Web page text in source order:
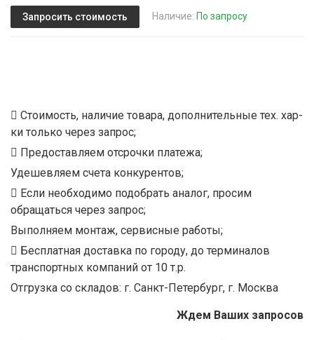
Запросить стоимость Наличие: По запросу
Стоимость, наличие товара, дополнительные тех. хар-
ки только через запрос;
Предоставляем отсрочки платежа;
Удешевляем счета конкурентов;
Если необходимо подобрать аналог, просим
обращаться через запрос;
Выполняем монтаж, сервисные работы;
Бесплатная доставка по городу, до терминалов
транспортных компаний от 10 т.р.
Отгрузка со складов: г. Санкт-Петербург, г. Москва
Ждем Ваших запросов